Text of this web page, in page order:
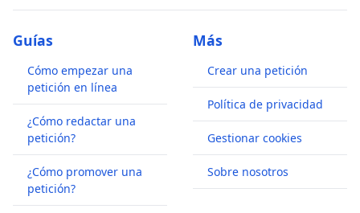
Guías
Cómo empezar una
petición en línea
¿Cómo redactar una
petición?
¿Cómo promover una
petición?
Más
Crear una petición
Política de privacidad
Gestionar cookies
Sobre nosotros